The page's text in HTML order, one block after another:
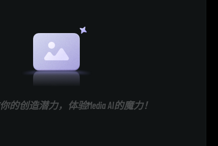
的创造潜力，体验Media AI的魔力！